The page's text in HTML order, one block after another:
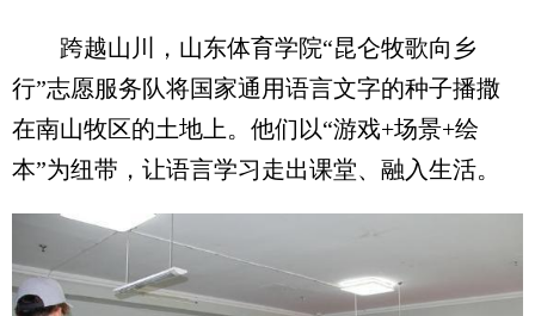
跨越山川，山东体育学院“昆仑牧歌向乡
行”志愿服务队将国家通用语言文字的种子播撒
在南山牧区的土地上。他们以“游戏+场景+绘
本”为纽带，让语言学习走出课堂、融入生活。